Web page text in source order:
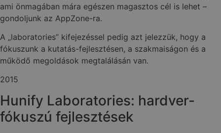
ami önmagában mára egészen magasztos cél is lehet –
gondoljunk az AppZone-ra.
A „laboratories” kifejezéssel pedig azt jelezzük, hogy a
fókuszunk a kutatás-fejlesztésen, a szakmaiságon és a
működő megoldások megtalálásán van.
2015
Hunify Laboratories: hardver-
fókuszú fejlesztések